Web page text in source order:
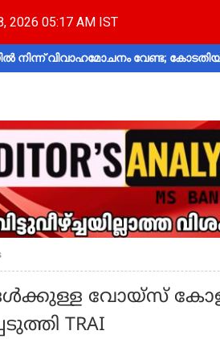
2026 05:17 AM IST
നിന്ന് വിവാഹമോചനം വേണ്ട;
വോയ്സ്
TRAI